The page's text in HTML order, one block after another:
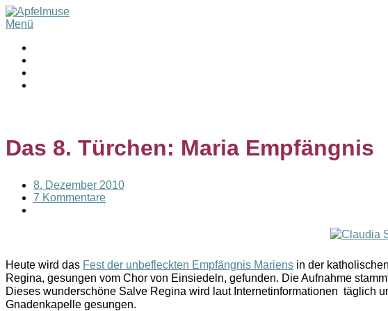
Menü
Das 8. Türchen: Maria Empfängnis
8. Dezember 2010
7 Kommentare
Heute wird das Fest der unbefleckten Empfängnis Mariens in der
Regina, gesungen vom Chor von Einsiedeln, gefunden. Die Aufnahme
Dieses wunderschöne Salve Regina wird laut Internetinformationen täglich
Gnadenkapelle gesungen.